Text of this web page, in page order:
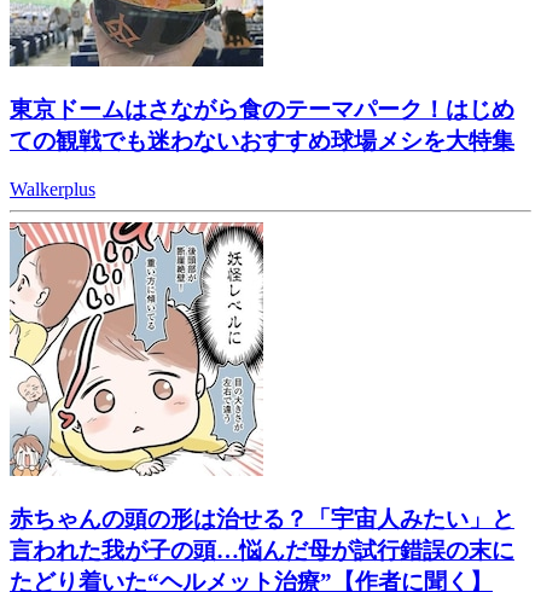
東京ドームはさながら食のテーマパーク！はじめ
ての観戦でも迷わないおすすめ球場メシを大特集
Walkerplus
赤ちゃんの頭の形は治せる？「宇宙人みたい」と
言われた我が子の頭…悩んだ母が試行錯誤の末に
たどり着いた“ヘルメット治療”【作者に聞く】